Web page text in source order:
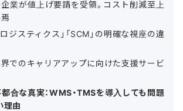
業が値上げ要請を受領。コスト削減至上
ロジスティクス」「SCM」の明確な視座の違
でのキャリアアップに向けた支援サービ
合な真実：WMS・TMSを導入しても問題
理由